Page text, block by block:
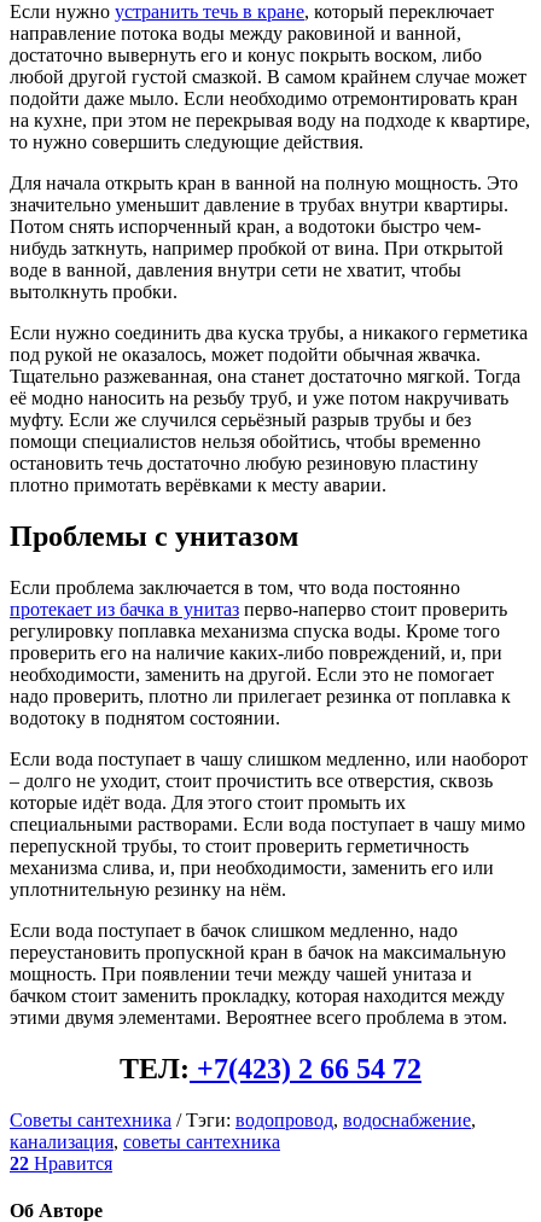
Если нужно устранить течь в кране, который переключает
направление потока воды между раковиной и ванной,
достаточно вывернуть его и конус покрыть воском, либо
любой другой густой смазкой. В самом крайнем случае может
подойти даже мыло. Если необходимо отремонтировать кран
на кухне, при этом не перекрывая воду на подходе к квартире,
то нужно совершить следующие действия.
Для начала открыть кран в ванной на полную мощность. Это
значительно уменьшит давление в трубах внутри квартиры.
Потом снять испорченный кран, а водотоки быстро чем-
нибудь заткнуть, например пробкой от вина. При открытой
воде в ванной, давления внутри сети не хватит, чтобы
вытолкнуть пробки.
Если нужно соединить два куска трубы, а никакого герметика
под рукой не оказалось, может подойти обычная жвачка.
Тщательно разжеванная, она станет достаточно мягкой. Тогда
её модно наносить на резьбу труб, и уже потом накручивать
муфту. Если же случился серьёзный разрыв трубы и без
помощи специалистов нельзя обойтись, чтобы временно
остановить течь достаточно любую резиновую пластину
плотно примотать верёвками к месту аварии.
Проблемы с унитазом
Если проблема заключается в том, что вода постоянно
протекает из бачка в унитаз перво-наперво стоит проверить
регулировку поплавка механизма спуска воды. Кроме того
проверить его на наличие каких-либо повреждений, и, при
необходимости, заменить на другой. Если это не помогает
надо проверить, плотно ли прилегает резинка от поплавка к
водотоку в поднятом состоянии.
Если вода поступает в чашу слишком медленно, или наоборот
– долго не уходит, стоит прочистить все отверстия, сквозь
которые идёт вода. Для этого стоит промыть их
специальными растворами. Если вода поступает в чашу мимо
перепускной трубы, то стоит проверить герметичность
механизма слива, и, при необходимости, заменить его или
уплотнительную резинку на нём.
Если вода поступает в бачок слишком медленно, надо
переустановить пропускной кран в бачок на максимальную
мощность. При появлении течи между чашей унитаза и
бачком стоит заменить прокладку, которая находится между
этими двумя элементами. Вероятнее всего проблема в этом.
ТЕЛ: +7(423) 2 66 54 72
Советы сантехника / Тэги: водопровод, водоснабжение,
канализация, советы сантехника
22 Нравится
Об Авторе